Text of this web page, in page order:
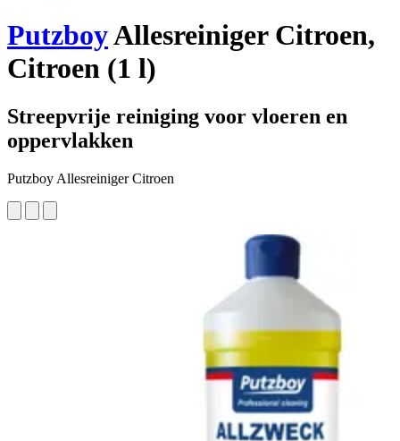
PutzboyAllesreiniger Citroen,
Citroen (1 l)
Streepvrije reiniging voor vloeren en
oppervlakken
Putzboy Allesreiniger Citroen